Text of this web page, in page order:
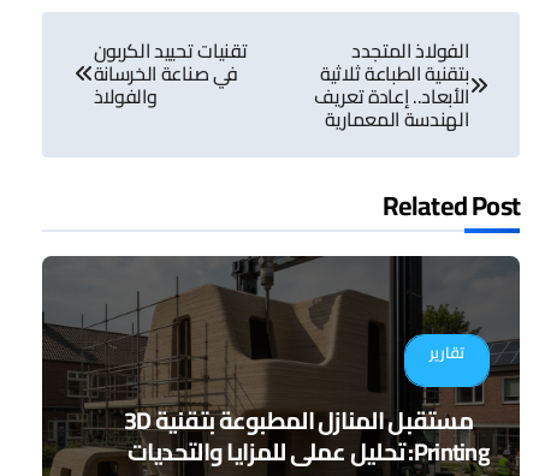
تصفّح
المقالات
الفولاذ المتجدد
بتقنية الطباعة ثلاثية
الأبعاد.. إعادة تعريف
الهندسة المعمارية
تقنيات تحييد الكربون
في صناعة الخرسانة
والفولاذ
Related Post
تقارير
مستقبل المنازل المطبوعة بتقنية 3D
Printing: تحليل عملي للمزايا والتحديات